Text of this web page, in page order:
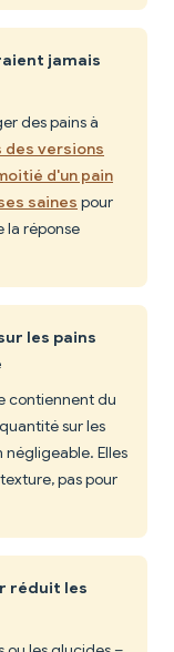
jamais
des pains à
des versions
d'un pain
saines pour
la réponse
les pains
contiennent du
sur les
Elles
pas pour
réduit les